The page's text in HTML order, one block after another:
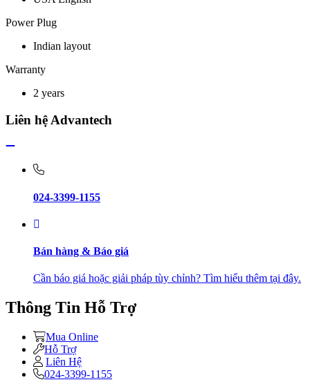
Power Plug
Indian layout
Warranty
2 years
Liên hệ Advantech
024-3399-1155
Bán hàng & Báo giá
Cần báo giá hoặc giải pháp tùy chỉnh? Tìm hiểu thêm tại đây.
Thông Tin Hỗ Trợ
Mua Online
Hỗ Trợ
Liên Hệ
024-3399-1155